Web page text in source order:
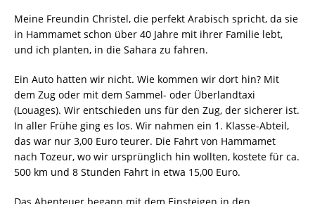
Meine Freundin Christel, die perfekt Arabisch spricht, da sie
in Hammamet schon über 40 Jahre mit ihrer Familie lebt,
und ich planten, in die Sahara zu fahren.
Ein Auto hatten wir nicht. Wie kommen wir dort hin? Mit
dem Zug oder mit dem Sammel- oder Überlandtaxi
(Louages). Wir entschieden uns für den Zug, der sicherer ist.
In aller Frühe ging es los. Wir nahmen ein 1. Klasse-Abteil,
das war nur 3,00 Euro teurer. Die Fahrt von Hammamet
nach Tozeur, wo wir ursprünglich hin wollten, kostete für ca.
500 km und 8 Stunden Fahrt in etwa 15,00 Euro.